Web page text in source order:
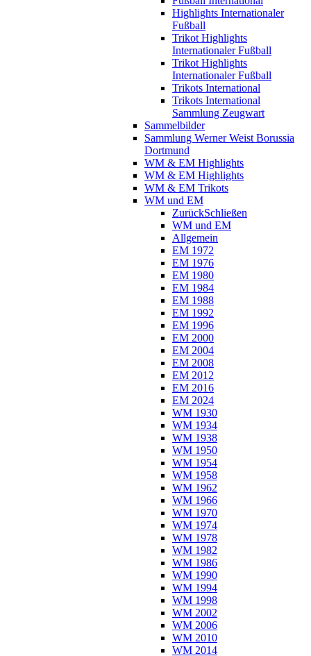
Highlights Internationaler
Fußball
Trikot Highlights
Internationaler Fußball
Trikot Highlights
Internationaler Fußball
Trikots International
Trikots International
Sammlung Zeugwart
Sammelbilder
Sammlung Werner Weist Borussia
Dortmund
WM & EM Highlights
WM & EM Highlights
WM & EM Trikots
WM und EM
ZurückSchließen
WM und EM
Allgemein
EM 1972
EM 1976
EM 1980
EM 1984
EM 1988
EM 1992
EM 1996
EM 2000
EM 2004
EM 2008
EM 2012
EM 2016
EM 2024
WM 1930
WM 1934
WM 1938
WM 1950
WM 1954
WM 1958
WM 1962
WM 1966
WM 1970
WM 1974
WM 1978
WM 1982
WM 1986
WM 1990
WM 1994
WM 1998
WM 2002
WM 2006
WM 2010
WM 2014